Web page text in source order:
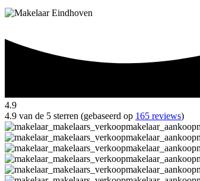
4.9
4.9 van de 5 sterren (gebaseerd op 165 reviews)